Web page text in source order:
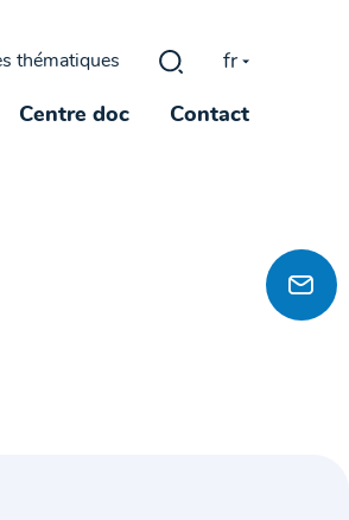
thématiques Rechercher :
fr
Centre doc Contact